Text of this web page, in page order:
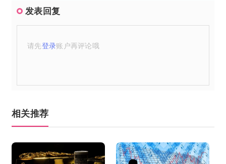
发表回复
请先登录账户再评论哦
相关推荐